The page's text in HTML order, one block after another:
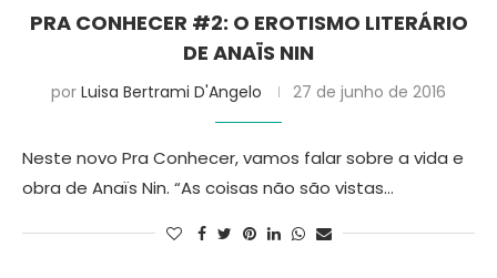
PRA CONHECER #2: O EROTISMO LITERÁRIO
DE ANAÏS NIN
por Luisa Bertrami D'Angelo 27 de junho de 2016
Neste novo Pra Conhecer, vamos falar sobre a vida e
obra de Anaïs Nin. “As coisas não são vistas…